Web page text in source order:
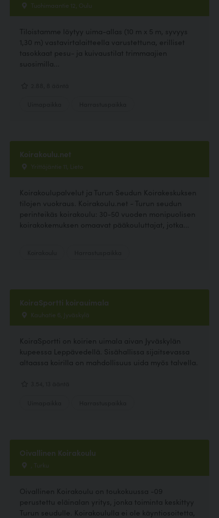
Tuohimaantie 12, Oulu
Tiloistamme löytyy uima-allas (10 m x 5 m, syvyys
1,30 m) vastavirtalaitteella varustettuna, erilliset
tasokkaat pesu- ja kuivaustilat trimmaajien
suosimilla...
Koirakoulu.net
Yrittäjäntie 11, Lieto
Koirakoulupalvelut ja Turun Seudun Koirakeskuksen
tilojen vuokraus. Koirakoulu.net - Turun seudun
perinteikäs koirakoulu: 30-50 vuoden monipuolisen
koirakokemuksen omaavat pääkouluttajat, jotka...
KoiraSportti koirauimala
Kauhatie 6, Jyväskylä
KoiraSportti on koirien uimala aivan Jyväskylän
kupeessa Leppävedellä. Sisähallissa sijaitsevassa
altaassa koirilla on mahdollisuus uida myös talvella.
Oivallinen Koirakoulu
, Turku
Oivallinen Koirakoulu on toukokuussa -09
perustettu eläinalan yritys, jonka toiminta keskittyy
Turun seudulle. Koirakoululla ei ole käyntiosoitetta,